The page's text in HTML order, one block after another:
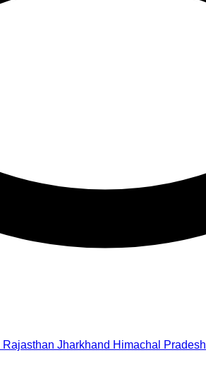
Rajasthan Jharkhand Himachal Pradesh